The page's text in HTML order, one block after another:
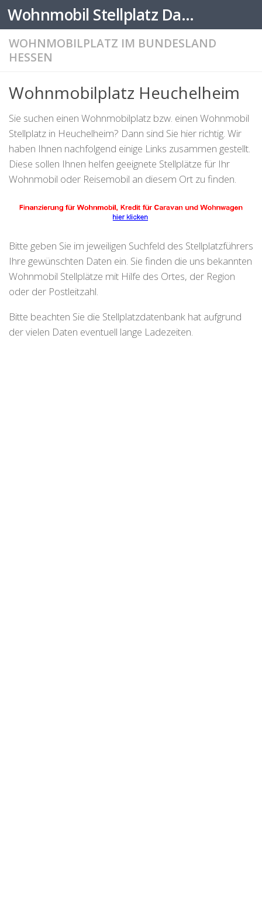
Zum Inhalt springen Wohnmobil Stellplatz Datenbank
WOHNMOBILPLATZ IM BUNDESLAND
HESSEN
Wohnmobilplatz Heuchelheim
Sie suchen einen Wohnmobilplatz bzw. einen Wohnmobil
Stellplatz in Heuchelheim? Dann sind Sie hier richtig. Wir
haben Ihnen nachfolgend einige Links zusammen gestellt.
Diese sollen Ihnen helfen geeignete Stellplätze für Ihr
Wohnmobil oder Reisemobil an diesem Ort zu finden.
Bitte geben Sie im jeweiligen Suchfeld des Stellplatzführers
Ihre gewünschten Daten ein. Sie finden die uns bekannten
Wohnmobil Stellplätze mit Hilfe des Ortes, der Region
oder der Postleitzahl.
Bitte beachten Sie die Stellplatzdatenbank hat aufgrund
der vielen Daten eventuell lange Ladezeiten.